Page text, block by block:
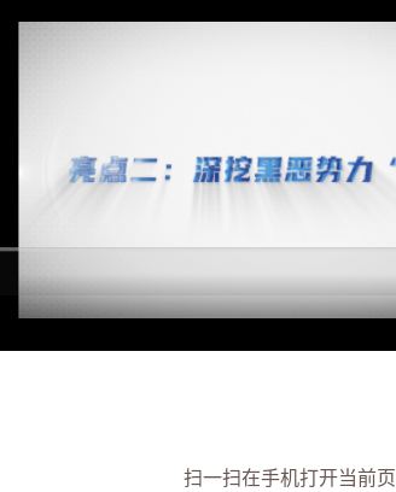
扫一扫在手机打开当前页